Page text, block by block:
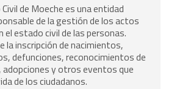
de Moeche es una entidad
de la gestión de los actos
el estado civil de las personas.
la inscripción de nacimientos,
defunciones, reconocimientos de
adopciones y otros eventos que
de los ciudadanos.